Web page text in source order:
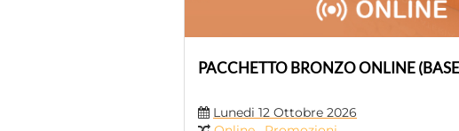
PACCHETTO BRONZO ONLINE
Lunedi 12 Ottobre 2026